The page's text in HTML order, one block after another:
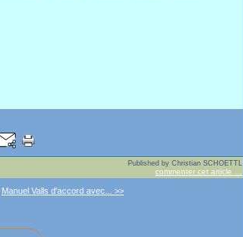
Published by Christian SCHOETTL
commenter cet article
Manuel Valls d'accord avec... >>